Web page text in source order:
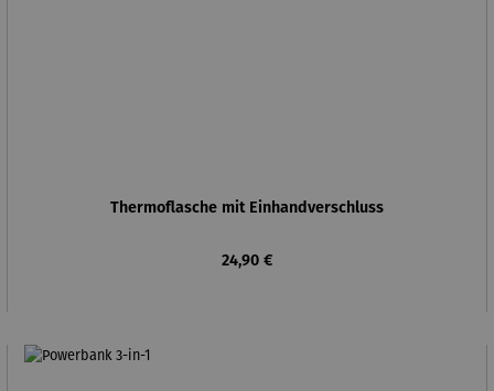
Thermoflasche mit Einhandverschluss
Regulärer Preis:
24,90 €